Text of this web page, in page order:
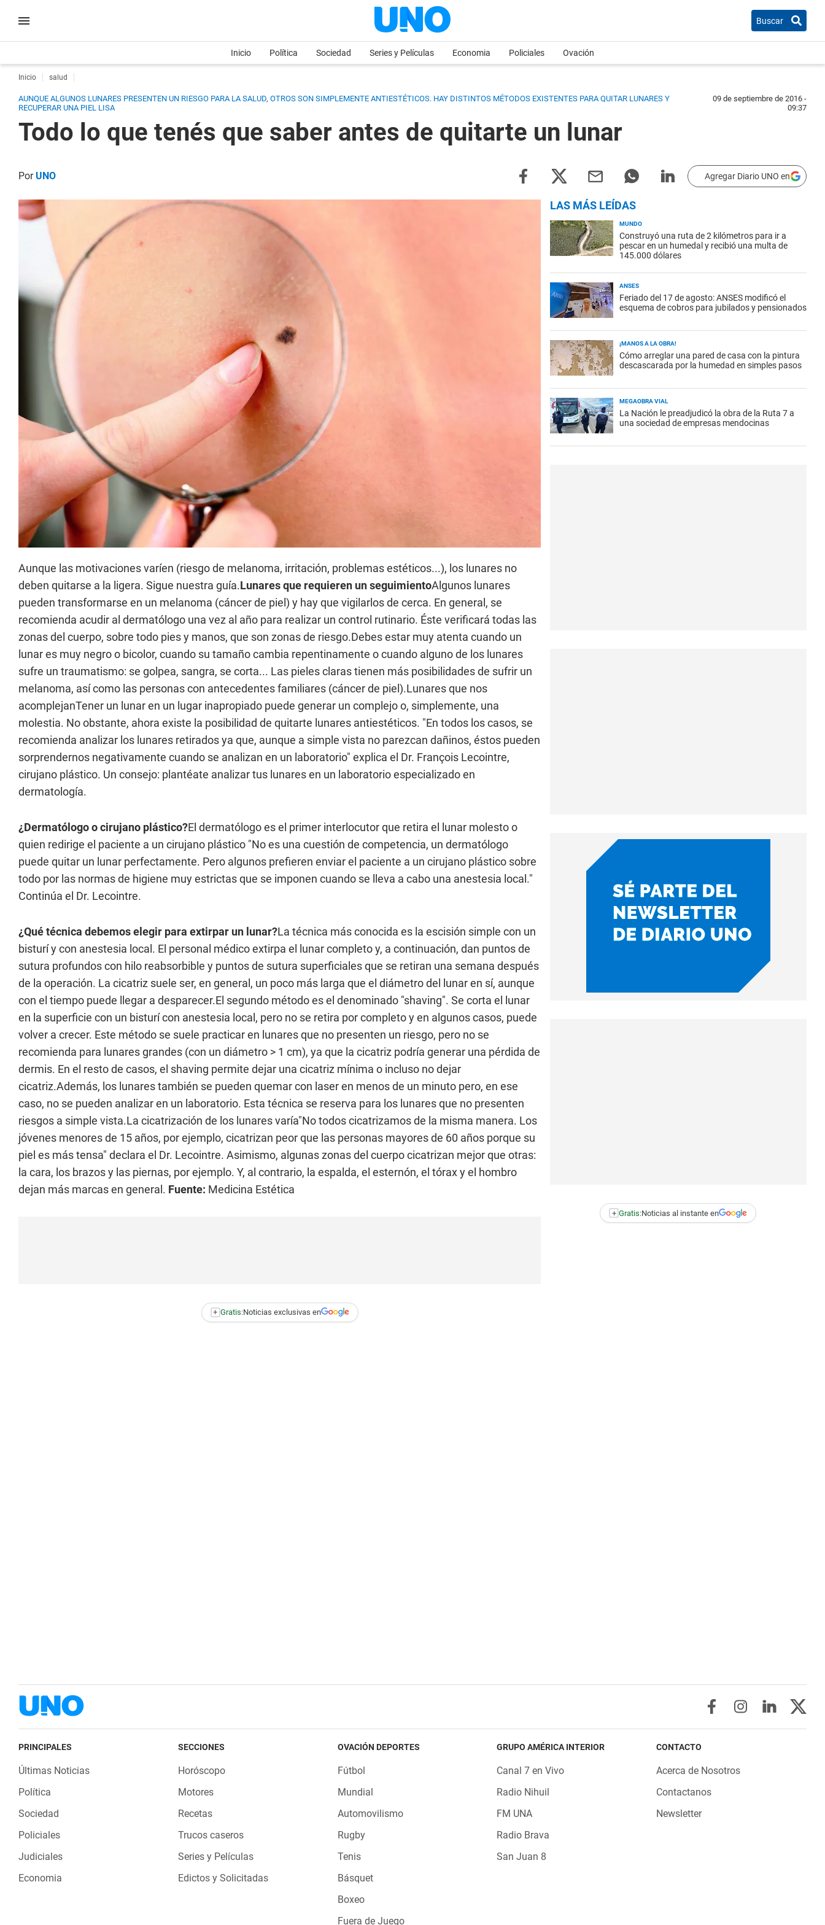
Buscar
Inicio Política Sociedad Series y Películas Economia Policiales Ovación
Inicio salud
AUNQUE ALGUNOS LUNARES PRESENTEN UN RIESGO PARA LA SALUD, OTROS SON SIMPLEMENTE ANTIESTÉTICOS. HAY DISTINTOS MÉTODOS EXISTENTES PARA QUITAR LUNARES Y
RECUPERAR UNA PIEL LISA
09 de septiembre de 2016 -
09:37
Todo lo que tenés que saber antes de quitarte un lunar
PorUNO Agregar Diario UNO en
Aunque las motivaciones varíen (riesgo de melanoma, irritación, problemas estéticos...), los lunares no
deben quitarse a la ligera. Sigue nuestra guía.Lunares que requieren un seguimientoAlgunos lunares
pueden transformarse en un melanoma (cáncer de piel) y hay que vigilarlos de cerca. En general, se
recomienda acudir al dermatólogo una vez al año para realizar un control rutinario. Éste verificará todas las
zonas del cuerpo, sobre todo pies y manos, que son zonas de riesgo.Debes estar muy atenta cuando un
lunar es muy negro o bicolor, cuando su tamaño cambia repentinamente o cuando alguno de los lunares
sufre un traumatismo: se golpea, sangra, se corta... Las pieles claras tienen más posibilidades de sufrir un
melanoma, así como las personas con antecedentes familiares (cáncer de piel).Lunares que nos
acomplejanTener un lunar en un lugar inapropiado puede generar un complejo o, simplemente, una
molestia. No obstante, ahora existe la posibilidad de quitarte lunares antiestéticos. "En todos los casos, se
recomienda analizar los lunares retirados ya que, aunque a simple vista no parezcan dañinos, éstos pueden
sorprendernos negativamente cuando se analizan en un laboratorio" explica el Dr. François Lecointre,
cirujano plástico. Un consejo: plantéate analizar tus lunares en un laboratorio especializado en
dermatología.
¿Dermatólogo o cirujano plástico?El dermatólogo es el primer interlocutor que retira el lunar molesto o
quien redirige el paciente a un cirujano plástico "No es una cuestión de competencia, un dermatólogo
puede quitar un lunar perfectamente. Pero algunos prefieren enviar el paciente a un cirujano plástico sobre
todo por las normas de higiene muy estrictas que se imponen cuando se lleva a cabo una anestesia local."
Continúa el Dr. Lecointre.
¿Qué técnica debemos elegir para extirpar un lunar?La técnica más conocida es la escisión simple con un
bisturí y con anestesia local. El personal médico extirpa el lunar completo y, a continuación, dan puntos de
sutura profundos con hilo reabsorbible y puntos de sutura superficiales que se retiran una semana después
de la operación. La cicatriz suele ser, en general, un poco más larga que el diámetro del lunar en sí, aunque
con el tiempo puede llegar a desparecer.El segundo método es el denominado "shaving". Se corta el lunar
en la superficie con un bisturí con anestesia local, pero no se retira por completo y en algunos casos, puede
volver a crecer. Este método se suele practicar en lunares que no presenten un riesgo, pero no se
recomienda para lunares grandes (con un diámetro > 1 cm), ya que la cicatriz podría generar una pérdida de
dermis. En el resto de casos, el shaving permite dejar una cicatriz mínima o incluso no dejar
cicatriz.Además, los lunares también se pueden quemar con laser en menos de un minuto pero, en ese
caso, no se pueden analizar en un laboratorio. Esta técnica se reserva para los lunares que no presenten
riesgos a simple vista.La cicatrización de los lunares varía"No todos cicatrizamos de la misma manera. Los
jóvenes menores de 15 años, por ejemplo, cicatrizan peor que las personas mayores de 60 años porque su
piel es más tensa" declara el Dr. Lecointre. Asimismo, algunas zonas del cuerpo cicatrizan mejor que otras:
la cara, los brazos y las piernas, por ejemplo. Y, al contrario, la espalda, el esternón, el tórax y el hombro
dejan más marcas en general. Fuente: Medicina Estética
+ Gratis:Noticias exclusivas en
LAS MÁS LEÍDAS
MUNDO
Construyó una ruta de 2 kilómetros para ir a
pescar en un humedal y recibió una multa de
145.000 dólares
ANSES
Feriado del 17 de agosto: ANSES modificó el
esquema de cobros para jubilados y pensionados
¡MANOS A LA OBRA!
Cómo arreglar una pared de casa con la pintura
descascarada por la humedad en simples pasos
MEGAOBRA VIAL
La Nación le preadjudicó la obra de la Ruta 7 a
una sociedad de empresas mendocinas
+ Gratis:Noticias al instante en
PRINCIPALES
Últimas Noticias
Política
Sociedad
Policiales
Judiciales
Economia
SECCIONES
Horóscopo
Motores
Recetas
Trucos caseros
Series y Películas
Edictos y Solicitadas
OVACIÓN DEPORTES
Fútbol
Mundial
Automovilismo
Rugby
Tenis
Básquet
Boxeo
Fuera de Juego
GRUPO AMÉRICA INTERIOR
Canal 7 en Vivo
Radio Nihuil
FM UNA
Radio Brava
San Juan 8
CONTACTO
Acerca de Nosotros
Contactanos
Newsletter